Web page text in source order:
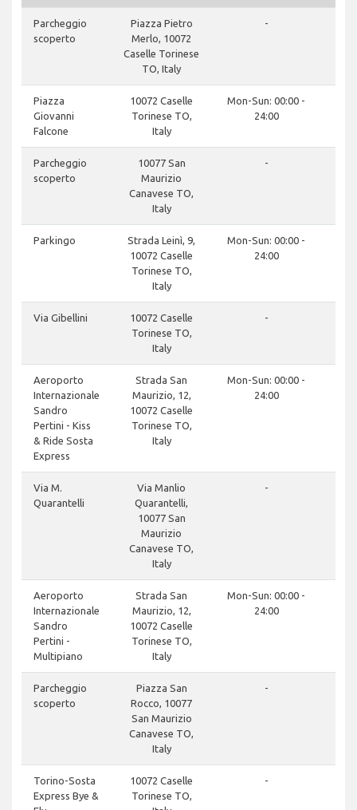
Parcheggio
scoperto
Piazza Pietro
Merlo, 10072
Caselle Torinese
TO, Italy
-
Piazza
Giovanni
Falcone
10072 Caselle
Torinese TO,
Italy
Mon-Sun: 00:00 -
24:00
Parcheggio
scoperto
10077 San
Maurizio
Canavese TO,
Italy
-
Parkingo
Strada Leinì, 9,
10072 Caselle
Torinese TO,
Italy
Mon-Sun: 00:00 -
24:00
Via Gibellini
10072 Caselle
Torinese TO,
Italy
-
Aeroporto
Internazionale
Sandro
Pertini - Kiss
& Ride Sosta
Express
Strada San
Maurizio, 12,
10072 Caselle
Torinese TO,
Italy
Mon-Sun: 00:00 -
24:00
Via M.
Quarantelli
Via Manlio
Quarantelli,
10077 San
Maurizio
Canavese TO,
Italy
-
Aeroporto
Internazionale
Sandro
Pertini -
Multipiano
Strada San
Maurizio, 12,
10072 Caselle
Torinese TO,
Italy
Mon-Sun: 00:00 -
24:00
Parcheggio
scoperto
Piazza San
Rocco, 10077
San Maurizio
Canavese TO,
Italy
-
Torino-Sosta
Express Bye &
10072 Caselle
Torinese TO,
-